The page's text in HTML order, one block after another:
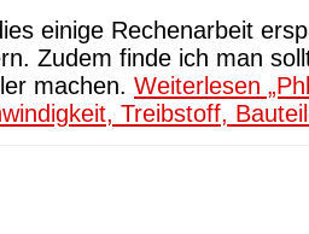
einige Rechenarbeit
Zudem finde ich man
machen. Weiterlesen
Treibstoff,